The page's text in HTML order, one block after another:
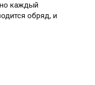
но каждый
обряд, и